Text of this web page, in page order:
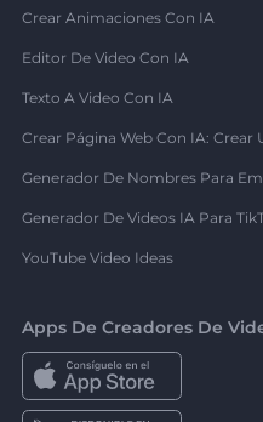
Crear Animaciones Con IA
Editor De Video Con IA
Texto A Video Con IA
Crear Página Web Con IA:
Generador De Nombres Para
Generador De Videos IA Para
YouTube Video Ideas
Apps De Creadores De